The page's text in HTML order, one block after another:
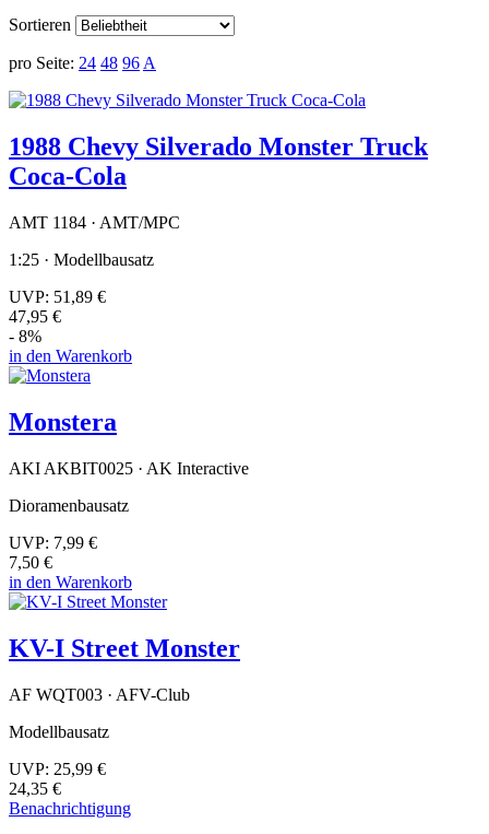
Sortieren
pro Seite: 24 48 96 A
1988 Chevy Silverado Monster Truck
Coca-Cola
AMT 1184 · AMT/MPC
1:25 · Modellbausatz
UVP: 51,89 €
47,95 €
- 8%
in den Warenkorb
Monstera
AKI AKBIT0025 · AK Interactive
Dioramenbausatz
UVP: 7,99 €
7,50 €
in den Warenkorb
KV-I Street Monster
AF WQT003 · AFV-Club
Modellbausatz
UVP: 25,99 €
24,35 €
Benachrichtigung